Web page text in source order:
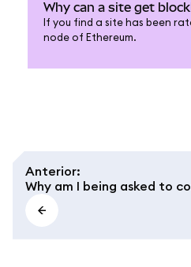
Why can a site get
If you find a site has been
node of Ethereum.
Anterior:
Why am I being asked to